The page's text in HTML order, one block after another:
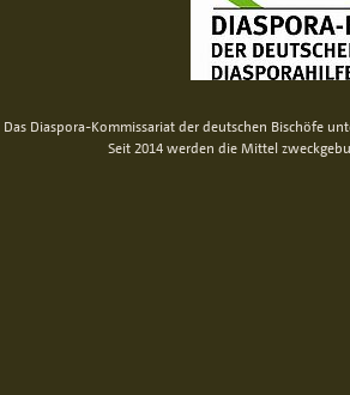
Das Diaspora-Kommissariat der deutschen Bischöfe
Seit 2014 werden die Mittel